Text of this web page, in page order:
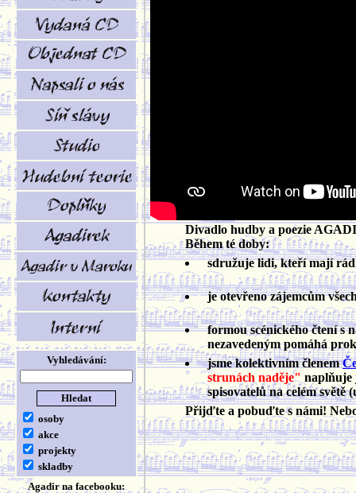
Vyhledávání:
osoby
akce
projekty
skladby
Agadir na facebooku:
Divadlo hudby a poezie
Během té doby:
sdružuje lidi, kteří mají
je otevřeno zájemcům
formou scénického čtení s
nezavedeným pomáhá
jsme kolektivním členem
strunách naděje" naplňuje
spisovatelů na celém světě
Přijďte a pobuďte s námi!